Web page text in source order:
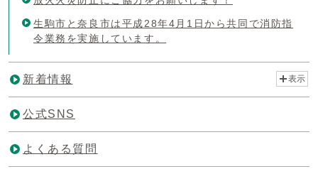
生駒市と奈良市は平成28年4月1日から共同で消防指
令業務を実施しています。
新着情報 表示
公式SNS
よくある質問